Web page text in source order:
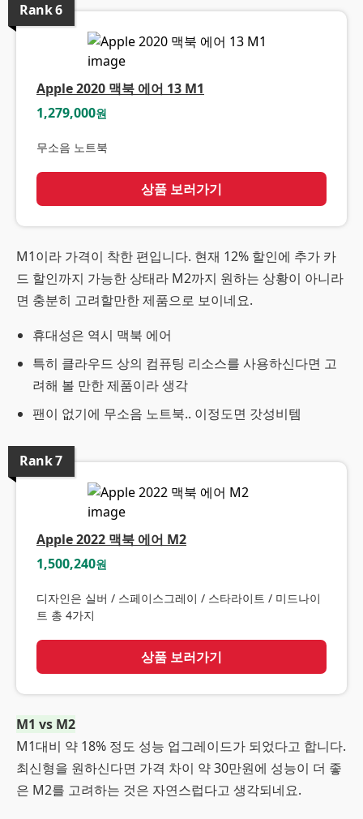
Rank6
Apple 2020 맥북 에어 13 M1
1,279,000원
무소음 노트북
상품 보러가기
M1이라 가격이 착한 편입니다. 현재 12% 할인에 추가 카
드 할인까지 가능한 상태라 M2까지 원하는 상황이 아니라
면 충분히 고려할만한 제품으로 보이네요.
휴대성은 역시 맥북 에어
특히 클라우드 상의 컴퓨팅 리소스를 사용하신다면 고
려해 볼 만한 제품이라 생각
팬이 없기에 무소음 노트북.. 이정도면 갓성비템
Rank7
Apple 2022 맥북 에어 M2
1,500,240원
디자인은 실버 / 스페이스그레이 / 스타라이트 / 미드나이
트 총 4가지
상품 보러가기
M1 vs M2
M1대비 약 18% 정도 성능 업그레이드가 되었다고 합니다.
최신형을 원하신다면 가격 차이 약 30만원에 성능이 더 좋
은 M2를 고려하는 것은 자연스럽다고 생각되네요.